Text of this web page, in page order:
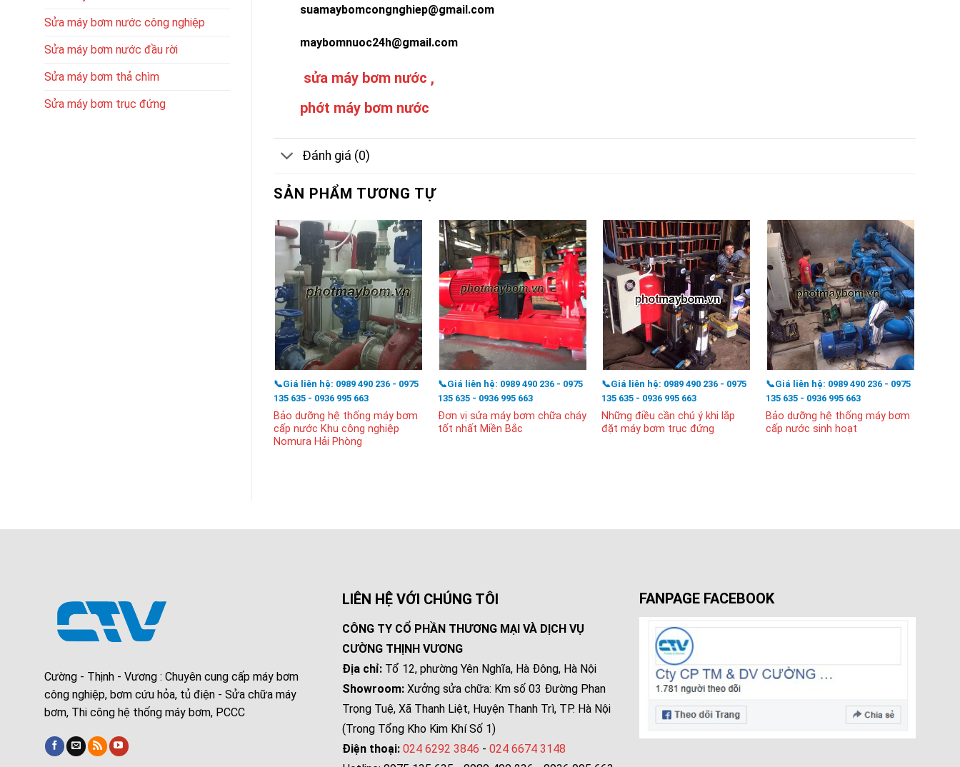
Sửa máy bơm nước công nghiệp
Sửa máy bơm nước đầu rời
Sửa máy bơm thả chìm
Sửa máy bơm trục đứng
suamaybomcongnghiep@gmail.com
maybomnuoc24h@gmail.com
sửa máy bơm nước ,
phớt máy bơm nước
Đánh giá (0)
SẢN PHẨM TƯƠNG TỰ
📞Giá liên hệ: 0989 490 236 - 0975
135 635 - 0936 995 663
Bảo dưỡng hệ thống máy bơm
cấp nước Khu công nghiệp
Nomura Hải Phòng
📞Giá liên hệ: 0989 490 236 - 0975
135 635 - 0936 995 663
Đơn vị sửa máy bơm chữa cháy
tốt nhất Miền Bắc
📞Giá liên hệ: 0989 490 236 - 0975
135 635 - 0936 995 663
Những điều cần chú ý khi lắp
đặt máy bơm trục đứng
📞Giá liên hệ: 0989 490 236 - 0975
135 635 - 0936 995 663
Bảo dưỡng hệ thống máy bơm
cấp nước sinh hoạt
Cường - Thịnh - Vương : Chuyên cung cấp máy bơm
công nghiệp, bơm cứu hỏa, tủ điện - Sửa chữa máy
bơm, Thi công hệ thống máy bơm, PCCC
LIÊN HỆ VỚI CHÚNG TÔI
CÔNG TY CỔ PHẦN THƯƠNG MẠI VÀ DỊCH VỤ
CƯỜNG THỊNH VƯƠNG
Địa chỉ:Tổ 12, phường Yên Nghĩa, Hà Đông, Hà Nội
Showroom:Xưởng sửa chữa: Km số 03 Đường Phan
Trọng Tuệ, Xã Thanh Liệt, Huyện Thanh Trì, TP. Hà Nội
(Trong Tổng Kho Kim Khí Số 1)
Điện thoại: 024 6292 3846 - 024 6674 3148
FANPAGE FACEBOOK